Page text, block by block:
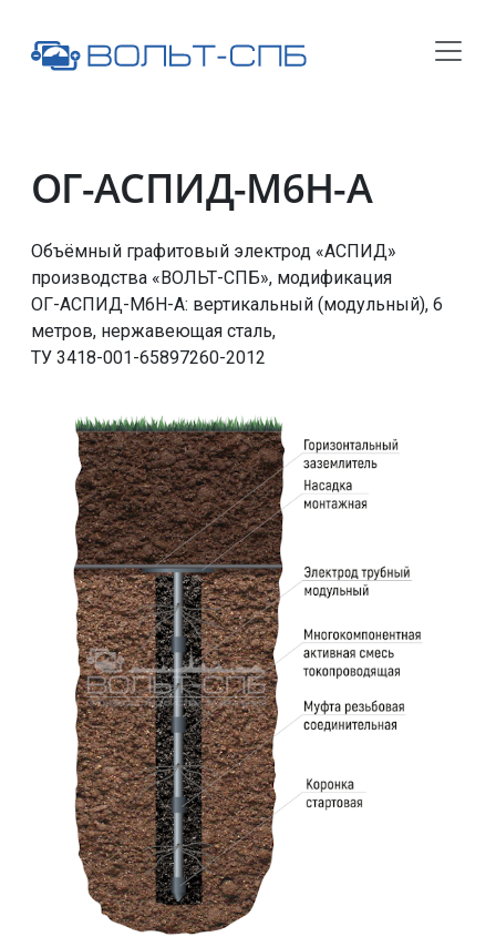
ОГ-АСПИД-М6Н-А
Объёмный графитовый электрод «АСПИД»
производства «ВОЛЬТ-СПБ», модификация
ОГ-АСПИД-М6Н-А: вертикальный (модульный), 6
метров, нержавеющая сталь,
ТУ 3418-001-65897260-2012